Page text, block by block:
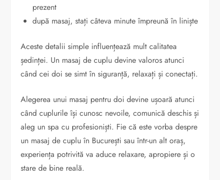
prezent
după masaj, stați câteva minute împreună în liniște
Aceste detalii simple influențează mult calitatea
ședinței. Un masaj de cuplu devine valoros atunci
când cei doi se simt în siguranță, relaxați și conectați.
Alegerea unui masaj pentru doi devine ușoară atunci
când cuplurile își cunosc nevoile, comunică deschis și
aleg un spa cu profesioniști. Fie că este vorba despre
un masaj de cuplu în București sau într-un alt oraș,
experiența potrivită va aduce relaxare, apropiere și o
stare de bine reală.